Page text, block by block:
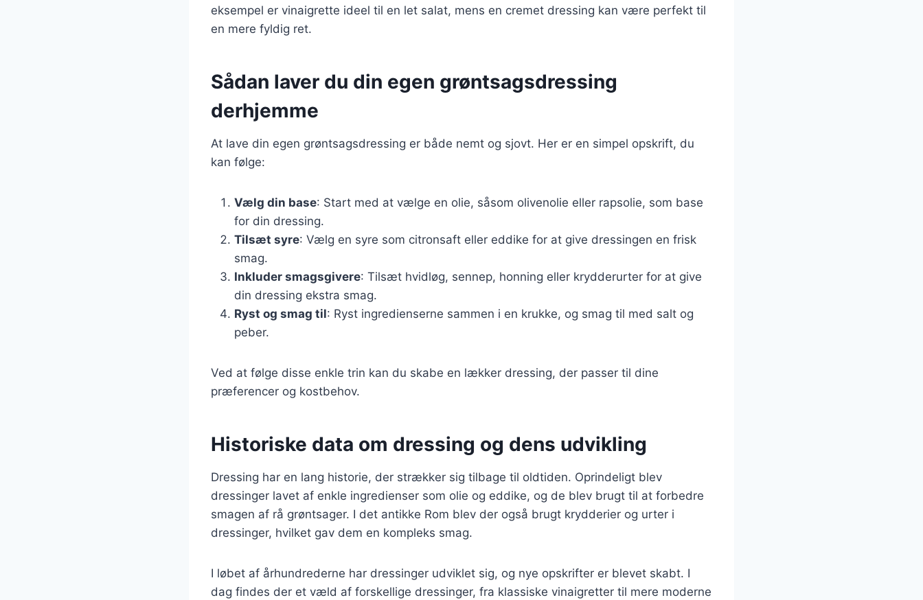
eksempel er vinaigrette ideel til en let salat, mens en cremet dressing kan være perfekt til
en mere fyldig ret.
Sådan laver du din egen grøntsagsdressing
derhjemme
At lave din egen grøntsagsdressing er både nemt og sjovt. Her er en simpel opskrift, du
kan følge:
Vælg din base: Start med at vælge en olie, såsom olivenolie eller rapsolie, som base
for din dressing.
Tilsæt syre: Vælg en syre som citronsaft eller eddike for at give dressingen en frisk
smag.
Inkluder smagsgivere: Tilsæt hvidløg, sennep, honning eller krydderurter for at give
din dressing ekstra smag.
Ryst og smag til: Ryst ingredienserne sammen i en krukke, og smag til med salt og
peber.
Ved at følge disse enkle trin kan du skabe en lækker dressing, der passer til dine
præferencer og kostbehov.
Historiske data om dressing og dens udvikling
Dressing har en lang historie, der strækker sig tilbage til oldtiden. Oprindeligt blev
dressinger lavet af enkle ingredienser som olie og eddike, og de blev brugt til at forbedre
smagen af rå grøntsager. I det antikke Rom blev der også brugt krydderier og urter i
dressinger, hvilket gav dem en kompleks smag.
I løbet af århundrederne har dressinger udviklet sig, og nye opskrifter er blevet skabt. I
dag findes der et væld af forskellige dressinger, fra klassiske vinaigretter til mere moderne